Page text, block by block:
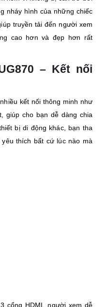
nháy hình của những chiếc
truyền tải đến người xem
cao hơn và đẹp hơn rất
– Kết nối
kết nối thông minh như
giúp cho bạn dễ dàng chia
bị di động khác, bạn tha
thích bất cứ lúc nào mà
cổng HDMI, người xem dễ